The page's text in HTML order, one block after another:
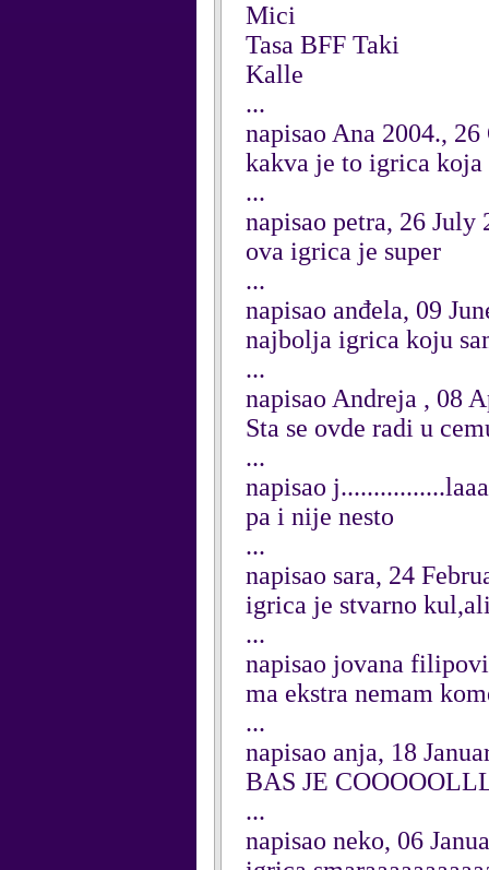
Mici
Tasa BFF Taki
Kalle
...
napisao Ana 2004.,
kakva je to igrica koja
...
napisao petra, 26 July
ova igrica je super
...
napisao anđela, 09
najbolja igrica koju
...
napisao Andreja , 08
Sta se ovde radi u
...
napisao
pa i nije nesto
...
napisao sara, 24
igrica je stvarno
...
napisao jovana
ma ekstra nemam
...
napisao anja, 18
BAS JE
...
napisao neko, 06